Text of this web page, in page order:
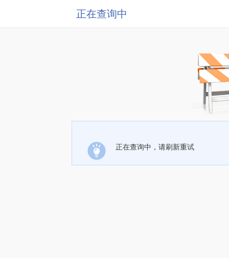
正在查询中
正在查询中，请刷新重试